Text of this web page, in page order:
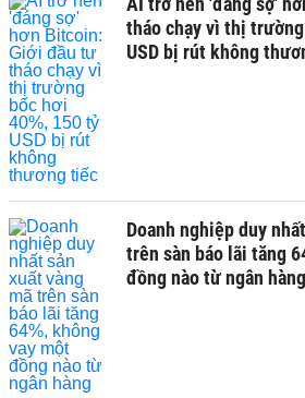
tháo chạy vì thị
USD bị rút không
Doanh nghiệp duy
trên sàn báo lãi tăng
đồng nào từ ngân hàng